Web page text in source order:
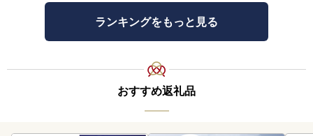
ランキングをもっと見る
おすすめ返礼品